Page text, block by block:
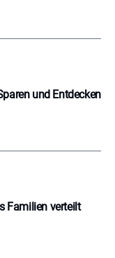
und Entdecken
Familien verteilt